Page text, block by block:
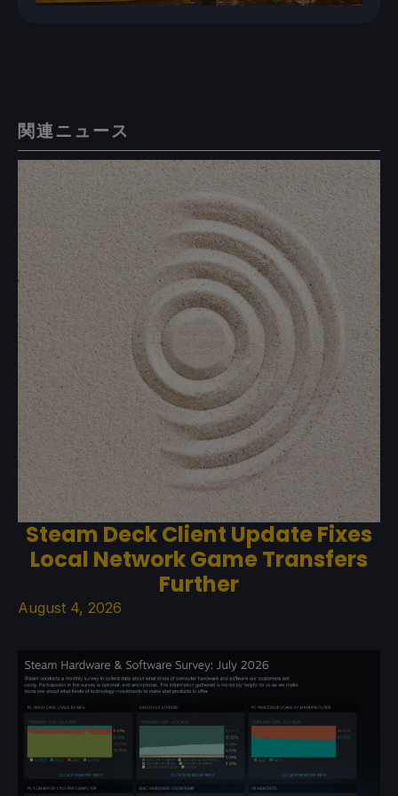
関連ニュース
Steam Deck Client Update Fixes
Local Network Game Transfers
Further
August 4, 2026